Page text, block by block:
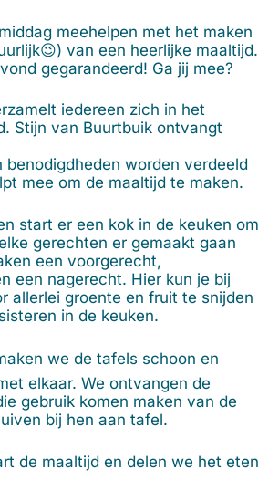
meehelpen met het maken
van een heerlijke maaltijd.
gegarandeerd! Ga jij mee?
iedereen zich in het
Stijn van Buurtbuik ontvangt
benodigdheden worden verdeeld
mee om de maaltijd te maken.
start er een kok in de keuken om
gerechten er gemaakt gaan
een voorgerecht,
een nagerecht. Hier kun je bij
allerlei groente en fruit te snijden
in de keuken.
we de tafels schoon en
elkaar. We ontvangen de
gebruik komen maken van de
bij hen aan tafel.
de maaltijd en delen we het eten